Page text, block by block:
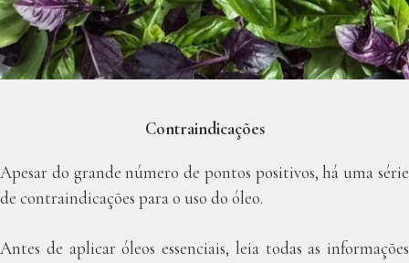
Contraindicações
Apesar do grande número de pontos positivos, há uma série
de contraindicações para o uso do óleo.
Antes de aplicar óleos essenciais, leia todas as informações